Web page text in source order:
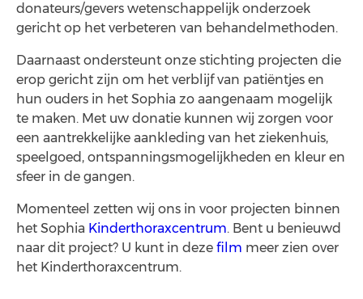
donateurs/gevers wetenschappelijk onderzoek
gericht op het verbeteren van behandelmethoden.
Daarnaast ondersteunt onze stichting projecten die
erop gericht zijn om het verblijf van patiëntjes en
hun ouders in het Sophia zo aangenaam mogelijk
te maken. Met uw donatie kunnen wij zorgen voor
een aantrekkelijke aankleding van het ziekenhuis,
speelgoed, ontspanningsmogelijkheden en kleur en
sfeer in de gangen.
Momenteel zetten wij ons in voor projecten binnen
het Sophia Kinderthoraxcentrum. Bent u benieuwd
naar dit project? U kunt in deze film meer zien over
het Kinderthoraxcentrum.